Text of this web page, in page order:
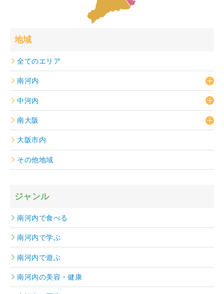
地域
全てのエリア
南河内
中河内
南大阪
大阪市内
その他地域
ジャンル
南河内で食べる
南河内で学ぶ
南河内で遊ぶ
南河内の美容・健康